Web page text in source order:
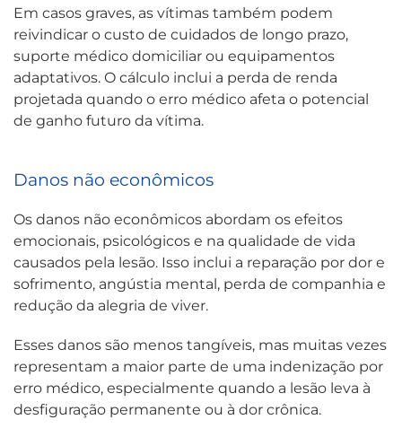
Em casos graves, as vítimas também podem
reivindicar o custo de cuidados de longo prazo,
suporte médico domiciliar ou equipamentos
adaptativos. O cálculo inclui a perda de renda
projetada quando o erro médico afeta o potencial
de ganho futuro da vítima.
Danos não econômicos
Os danos não econômicos abordam os efeitos
emocionais, psicológicos e na qualidade de vida
causados pela lesão. Isso inclui a reparação por dor e
sofrimento, angústia mental, perda de companhia e
redução da alegria de viver.
Esses danos são menos tangíveis, mas muitas vezes
representam a maior parte de uma indenização por
erro médico, especialmente quando a lesão leva à
desfiguração permanente ou à dor crônica.